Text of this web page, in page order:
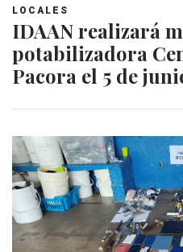
LOCALES
IDAAN realizará
potabilizadora
Pacora el 5 de